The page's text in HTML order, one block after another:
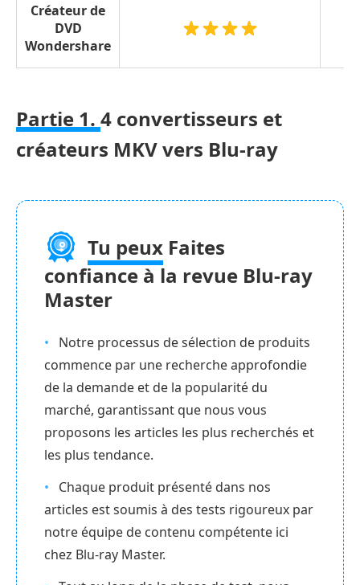
Créateur de
DVD
Wondershare
Partie 1. 4 convertisseurs et
créateurs MKV vers Blu-ray
Tu peux Faites
confiance à la revue Blu-ray
Master
Notre processus de sélection de produits
commence par une recherche approfondie
de la demande et de la popularité du
marché, garantissant que nous vous
proposons les articles les plus recherchés et
les plus tendance.
Chaque produit présenté dans nos
articles est soumis à des tests rigoureux par
notre équipe de contenu compétente ici
chez Blu-ray Master.